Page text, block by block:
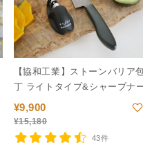
【協和工業】ストーンバリア
丁 ライトタイプ&シャープナ
¥9,900
¥15,180
43件